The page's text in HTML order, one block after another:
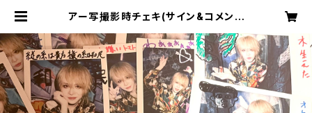
アー写撮影時チェキ(サイン&コメント